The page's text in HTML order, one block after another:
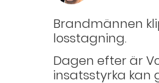
Brandmännen
losstagning.
Dagen efter är
insatsstyrka kan